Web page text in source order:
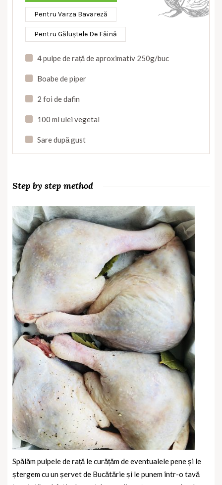
Pentru Varza Bavareză
Pentru Găluștele De Făină
4 pulpe de rață de aproximativ 250g/buc
Boabe de piper
2 foi de dafin
100 ml ulei vegetal
Sare după gust
Step by step method
Spălăm pulpele de rață le curățăm de eventualele pene și le
ștergem cu un șervet de Bucătărie și le punem într-o tavă